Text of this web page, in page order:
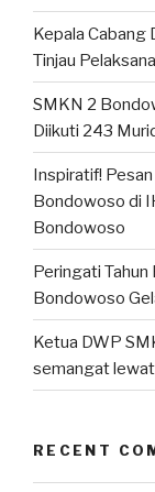
Kepala Cabang
Tinjau
SMKN 2
Diikuti 243
Inspiratif!
Bondowoso di
Bondowoso
Peringati
Bondowoso
Ketua DWP
semangat
RECENT